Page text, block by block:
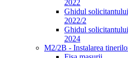
2022
Ghidul
2022/2
Ghidul
2024
M2/2B - Instalarea